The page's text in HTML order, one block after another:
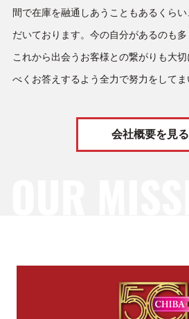
間で在庫を融通しあうこともあるくら
だいております。今の自分があるのも多
これから出会うお客様との繋がりも大
べくお答えするよう全力で努力をしてま
会社概要を見